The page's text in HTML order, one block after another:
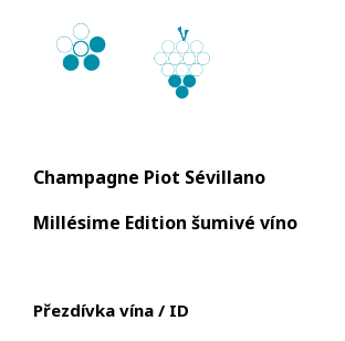
Champagne Piot Sévillano
Millésime Edition šumivé víno
Přezdívka vína / ID